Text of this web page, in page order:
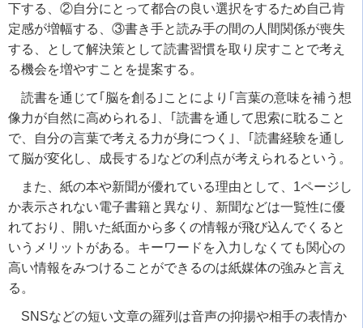
下する、 ②自分にとって都合の良い選択をするため自己肯
定感が増幅する、 ③書き手と読み手の間の人間関係が喪失
する、として解決策として読書習慣を取り戻すことで考え
る機会を増やすことを提案する。
読書を通じて｢脳を創る｣ことにより｢言葉の意味を補う想
像力が自然に高められる｣、｢読書を通して思索に耽ること
で、自分の言葉で考える力が身につく｣、｢読書経験を通し
て脳が変化し、成長する｣などの利点が考えられるという。
また、紙の本や新聞が優れている理由として、 1ページし
か表示されない電子書籍と異なり、新聞などは一覧性に優
れており、開いた紙面から多くの情報が飛び込んでくると
いうメリットがある。キーワードを入力しなくても関心の
高い情報をみつけることができるのは紙媒体の強みと言え
る。
SNSなどの短い文章の羅列は音声の抑揚や相手の表情か